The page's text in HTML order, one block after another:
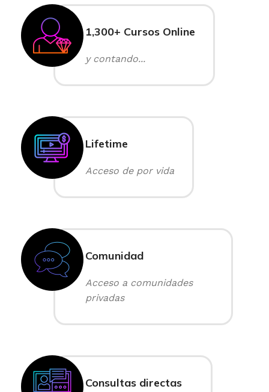
1,300+ Cursos Online
y contando...
Lifetime
Acceso de por vida
Comunidad
Acceso a comunidades
privadas
Consultas directas